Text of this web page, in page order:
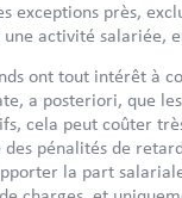
exceptions près,
activité salariée,
ont tout intérêt à
a posteriori, que
cela peut coûter
pénalités de
la part